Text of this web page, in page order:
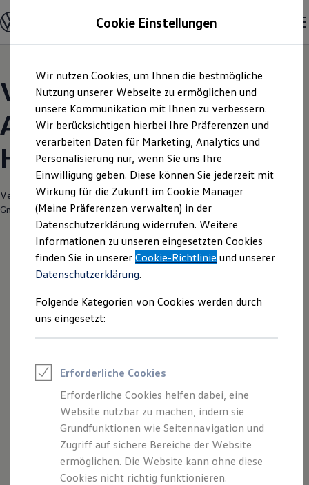
Hauptinhalt
springen
Footer
springen
Modelle und Konfigurator
Konfigurator
Modelle vergleichen
Elektroautos
ENERGY Sondermodelle
Nutzfahrzeuge
SUV und CUV
Familienautos
Kombis
Kompaktwagen
Sportwagen
Schnell verfügbare Fahrzeuge
Angebote und Produkte
Aktuelle Angebote
E-Auto-Förderung
Volkswagen Marktplatz
Die ENERGY Sondermodelle
Junge Gebrauchtwagen und Gebrauchtwagen
Volkswagen Zertifizierte Gebrauchtwagen
Elektromobilität bei Gebrauchtwagen
Saisonangebote
Reifenpakete
Leasing
Leasing-Angebote
Elektroauto Leasing
Kleinwagen-Leasing
Leasing ohne Anzahlung
Finanzierung
Autokredit mit Schlussrate
Versicherungen und Garantien
Kfz-Versicherung
Restschuldversicherungen
Garantien
Volkswagen Modelle |
Autohaus Elitzsch
Hoyerswerda
Verantwortlich für die Inhalte auf dieser Seite ist die Autohaus Elitzsch
GmbH
Impressum & Rechtliches)
Der Polo
Kompakt, wendig und voller Möglichkeiten.
Entdecken Sie den Polo.
Cookie Einstellungen
Wir nutzen Cookies, um Ihnen die bestmögliche
Nutzung unserer Webseite zu ermöglichen und
unsere Kommunikation mit Ihnen zu verbessern.
Wir berücksichtigen hierbei Ihre Präferenzen und
verarbeiten Daten für Marketing, Analytics und
Personalisierung nur, wenn Sie uns Ihre
Einwilligung geben. Diese können Sie jederzeit mit
Wirkung für die Zukunft im Cookie Manager
(Meine Präferenzen verwalten) in der
Datenschutzerklärung widerrufen. Weitere
Informationen zu unseren eingesetzten Cookies
finden Sie in unsererCookie-Richtlinie und unserer
Datenschutzerklärung.
Folgende Kategorien von Cookies werden durch
uns eingesetzt:
Erforderliche Cookies
Erforderliche Cookies helfen dabei, eine
Website nutzbar zu machen, indem sie
Grundfunktionen wie Seitennavigation und
Zugriff auf sichere Bereiche der Website
ermöglichen. Die Website kann ohne diese
Cookies nicht richtig funktionieren.